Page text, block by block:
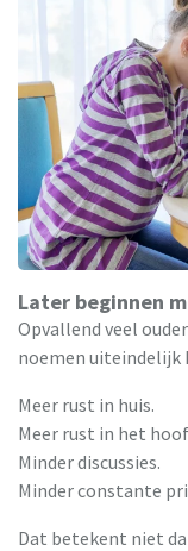
Later beginnen
Opvallend veel
noemen uiteindelijk
Meer rust in huis.
Meer rust in het
Minder discussies.
Minder constante
Dat betekent niet